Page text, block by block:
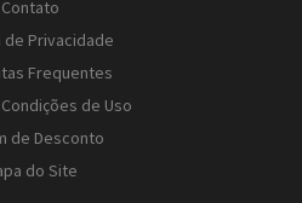
Contato
de Privacidade
Frequentes
de Uso
de Desconto
do Site